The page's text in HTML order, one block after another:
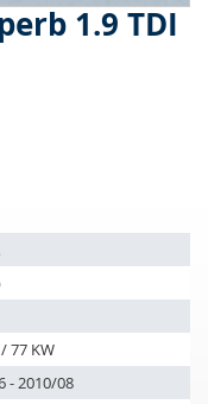
1.9 TDI
77 KW
- 2010/08